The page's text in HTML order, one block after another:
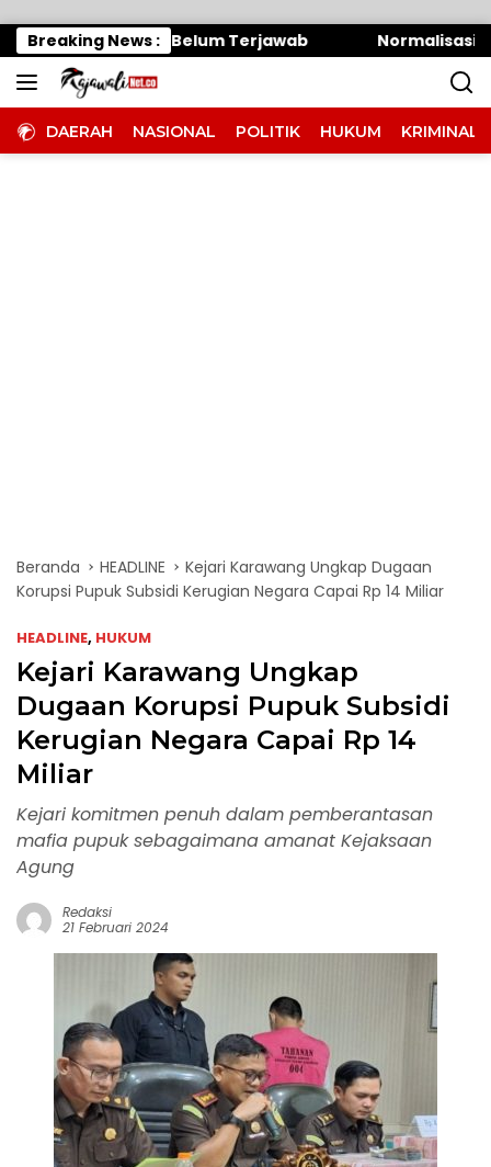
Breaking News :
Panitera Belum Terjawab Normalisasi
DAERAH NASIONAL POLITIK HUKUM KRIMINAL
Beranda HEADLINE
Kejari Karawang Ungkap Dugaan
Korupsi Pupuk Subsidi Kerugian Negara Capai Rp 14 Miliar
HEADLINE, HUKUM
Kejari Karawang Ungkap
Dugaan Korupsi Pupuk Subsidi
Kerugian Negara Capai Rp 14
Miliar
Kejari komitmen penuh dalam pemberantasan
mafia pupuk sebagaimana amanat Kejaksaan
Agung
Redaksi
21 Februari 2024